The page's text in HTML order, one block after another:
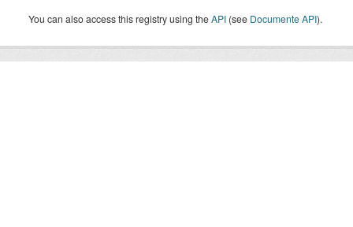
You can also access this registry using theAPI (see Documente API).